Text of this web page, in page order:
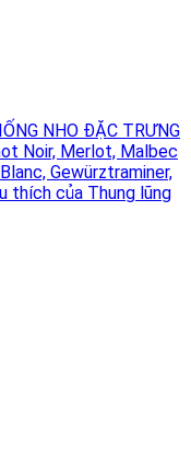
NHO ĐẶC TRƯNG
Noir, Merlot, Malbec
Gewürztraminer,
thích của Thung lũng